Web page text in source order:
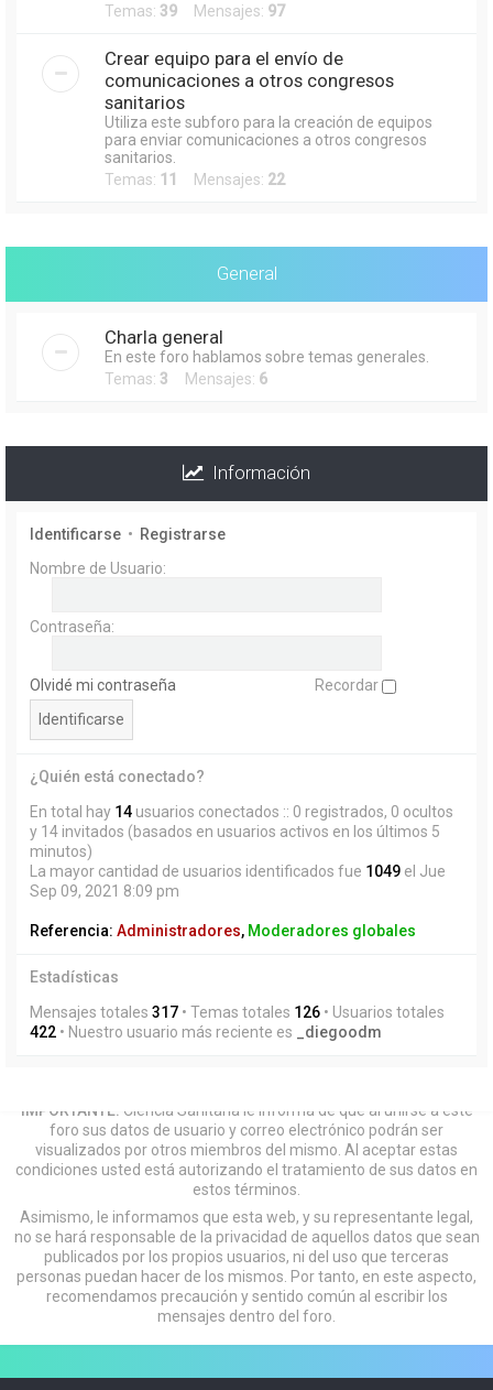
Temas: 39 Mensajes: 97
Crear equipo para el envío de
comunicaciones a otros congresos
sanitarios
Utiliza este subforo para la creación de equipos
para enviar comunicaciones a otros congresos
sanitarios.
Temas: 11 Mensajes: 22
General
Charla general
En este foro hablamos sobre temas generales.
Temas: 3 Mensajes: 6
Información
Identificarse • Registrarse
Nombre de Usuario:
Contraseña:
Olvidé mi contraseña Recordar
¿Quién está conectado?
En total hay 14 usuarios conectados :: 0 registrados, 0 ocultos
y 14 invitados (basados en usuarios activos en los últimos 5
minutos)
La mayor cantidad de usuarios identificados fue 1049 el Jue
Sep 09, 2021 8:09 pm
Referencia: Administradores, Moderadores globales
Estadísticas
Mensajes totales 317 • Temas totales 126 • Usuarios totales
422 • Nuestro usuario más reciente es _diegoodm
IMPORTANTE: Ciencia Sanitaria le informa de que al unirse a este
foro sus datos de usuario y correo electrónico podrán ser
visualizados por otros miembros del mismo. Al aceptar estas
condiciones usted está autorizando el tratamiento de sus datos en
estos términos.
Asimismo, le informamos que esta web, y su representante legal,
no se hará responsable de la privacidad de aquellos datos que sean
publicados por los propios usuarios, ni del uso que terceras
personas puedan hacer de los mismos. Por tanto, en este aspecto,
recomendamos precaución y sentido común al escribir los
mensajes dentro del foro.